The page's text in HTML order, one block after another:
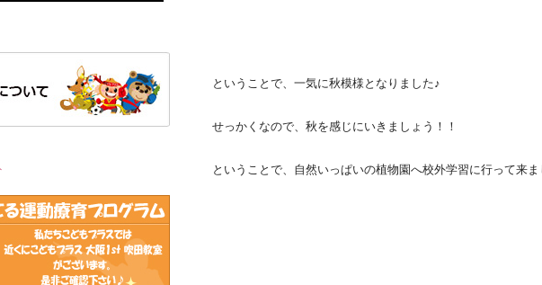
ということで、一気に秋模様となりました♪
せっかくなので、秋を感じにいきましょう！！
ということで、自然いっぱいの植物園へ校外学習に行って来ま